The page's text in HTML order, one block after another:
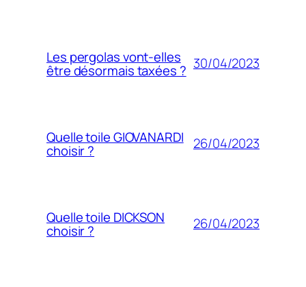
Les pergolas vont-elles
être désormais taxées ? 30/04/2023
Quelle toile GIOVANARDI
choisir ? 26/04/2023
Quelle toile DICKSON
choisir ? 26/04/2023